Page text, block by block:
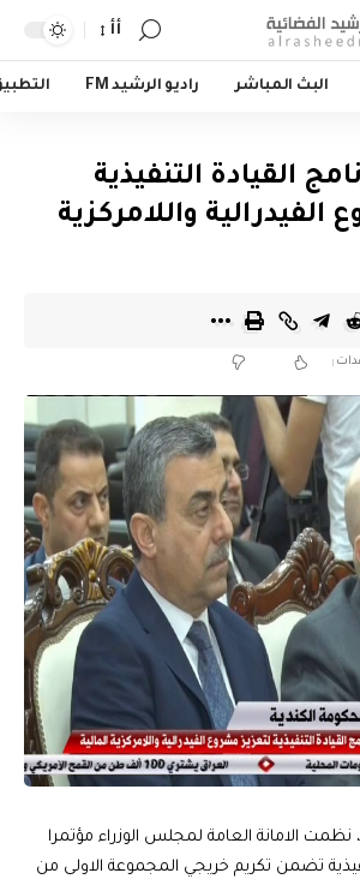
أأ
البث المباشر راديو الرشيد FM
القيادة التنفيذية
الفيدرالية واللامركزية
الامانة العامة لمجلس الوزراء مؤتمرا
تضمن تكريم خريجي المجموعة الاولى من